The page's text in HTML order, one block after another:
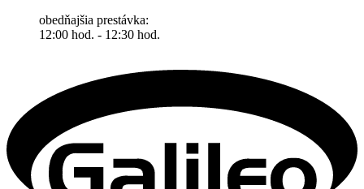
obedňajšia prestávka:
12:00 hod. - 12:30 hod.